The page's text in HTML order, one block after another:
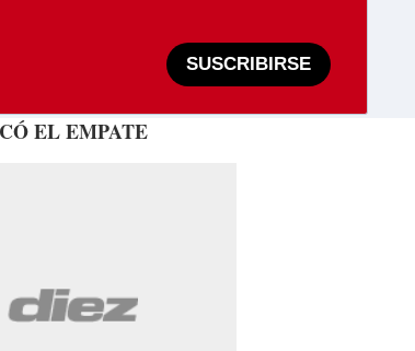
SUSCRIBIRSE
EL EMPATE